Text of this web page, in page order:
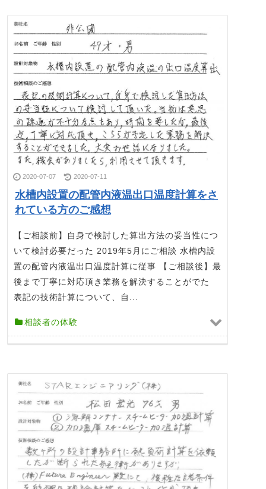
2020-07-07 2020-07-11
水槽内設置の配管内液温出口温度計算をさ
れている方のご感想
【ご相談前】自身で検討した算出方法の妥当性につ
いて検討必要だった 2019年5月にご相談 水槽内設
置の配管内液温出口温度計算に従事 【ご相談後】最
後まで丁寧に対応頂き業務を解決することがでた
表記の技術計算について、自...
相談者の体験